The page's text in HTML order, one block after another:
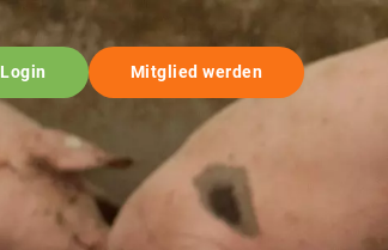
Login Mitglied werden